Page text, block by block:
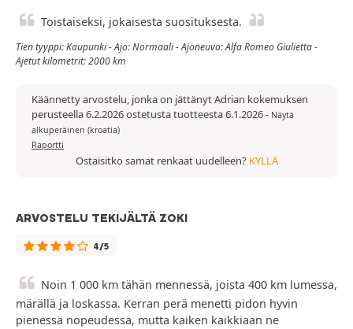
Toistaiseksi, jokaisesta suosituksesta.
Tien tyyppi: Kaupunki - Ajo: Normaali - Ajoneuvo: Alfa Romeo Giulietta -
Ajetut kilometrit: 2000 km
Käännetty arvostelu, jonka on jättänyt Adrian kokemuksen
perusteella 6.2.2026 ostetusta tuotteesta 6.1.2026- Näytä
alkuperäinen (kroatia)
Raportti
Ostaisitko samat renkaat uudelleen? KYLLÄ
ARVOSTELU TEKIJÄLTÄ ZOKI
4/5
Noin 1 000 km tähän mennessä, joista 400 km lumessa,
märällä ja loskassa. Kerran perä menetti pidon hyvin
pienessä nopeudessa, mutta kaiken kaikkiaan ne